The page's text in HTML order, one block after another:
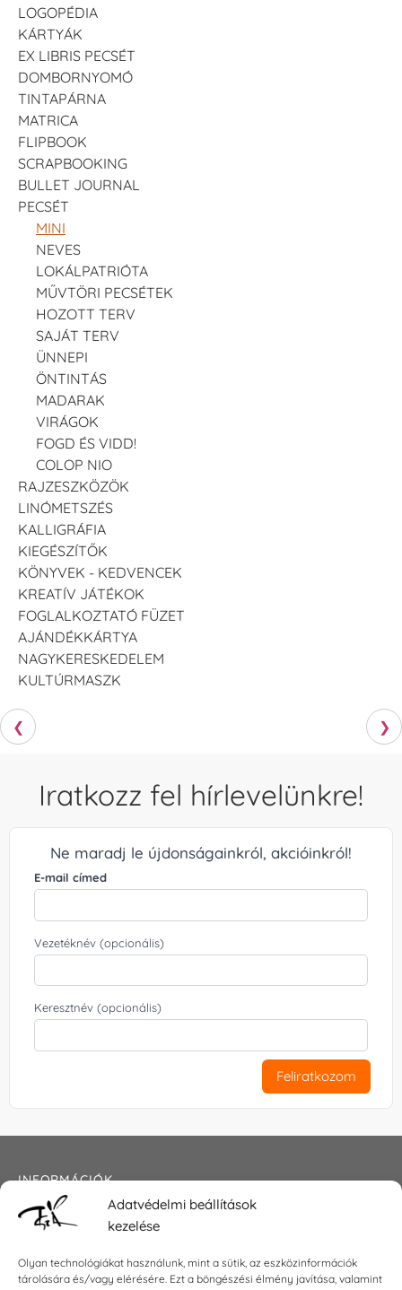
Adatvédelmi beállítások
kezelése
Olyan technológiákat használunk, mint a sütik, az eszközinformációk
tárolására és/vagy elérésére. Ezt a böngészési élmény javítása, valamint
LOGOPÉDIA
KÁRTYÁK
EX LIBRIS PECSÉT
DOMBORNYOMÓ
TINTAPÁRNA
MATRICA
FLIPBOOK
SCRAPBOOKING
BULLET JOURNAL
PECSÉT
MINI
NEVES
LOKÁLPATRIÓTA
MŰVTÖRI PECSÉTEK
HOZOTT TERV
SAJÁT TERV
ÜNNEPI
ÖNTINTÁS
MADARAK
VIRÁGOK
FOGD ÉS VIDD!
COLOP NIO
RAJZESZKÖZÖK
LINÓMETSZÉS
KALLIGRÁFIA
KIEGÉSZÍTŐK
KÖNYVEK - KEDVENCEK
KREATÍV JÁTÉKOK
FOGLALKOZTATÓ FÜZET
AJÁNDÉKKÁRTYA
NAGYKERESKEDELEM
KULTÚRMASZK
❮ ❯
Iratkozz fel hírlevelünkre!
Ne maradj le újdonságainkról, akcióinkról!
E-mail címed
Vezetéknév (opcionális)
Keresztnév (opcionális)
Feliratkozom
INFORMÁCIÓK
Általános szerződési feltételek
Impresszum